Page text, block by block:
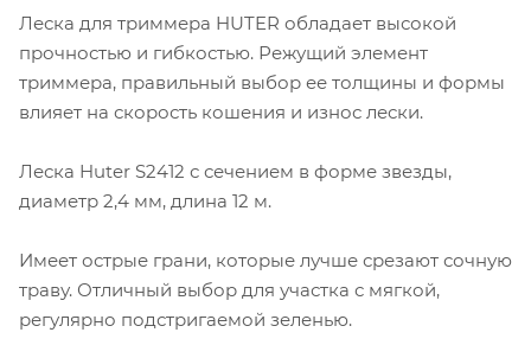
Леска для триммера HUTER обладает высокой
прочностью и гибкостью. Режущий элемент
триммера, правильный выбор ее толщины и формы
влияет на скорость кошения и износ лески.
Леска Huter S2412 с сечением в форме звезды,
диаметр 2,4 мм, длина 12 м.
Имеет острые грани, которые лучше срезают сочную
траву. Отличный выбор для участка с мягкой,
регулярно подстригаемой зеленью.